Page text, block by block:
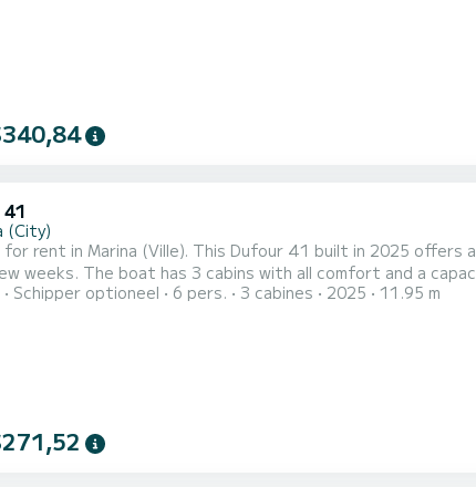
(City)
for rent in Marina (Ville). This Dufour 41 built in 2025
capacity of 6 people. With an overall length of 12 meters, it will be
to spend an exceptional vacation on the water in the surroundings of Marina
Schipper optioneel 6 pers. 3 cabines 2025 11.95 m